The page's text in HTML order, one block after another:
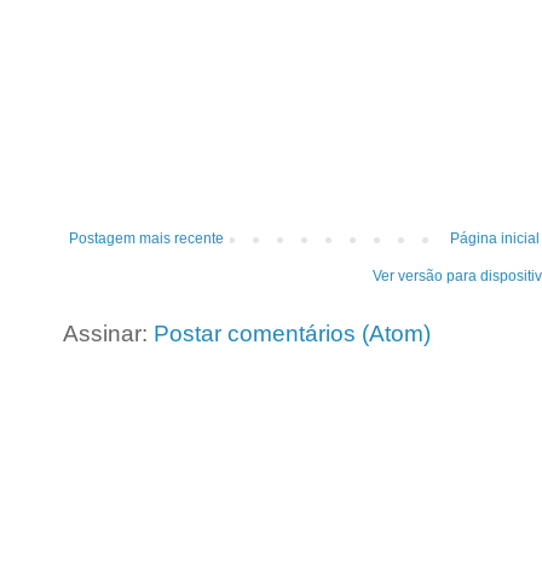
Postagem mais recente Página inicial
Ver versão para
Assinar: Postar comentários (Atom)